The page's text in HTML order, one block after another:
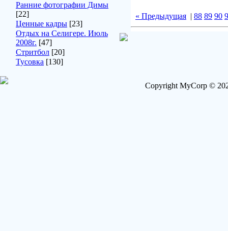
Ранние фотографии Димы
[22]
Ценные кадры [23]
Отдых на Селигере. Июль
2008г. [47]
Стритбол [20]
Тусовка [130]
« Предыдущая | 88 89 90
Copyright MyCorp ©